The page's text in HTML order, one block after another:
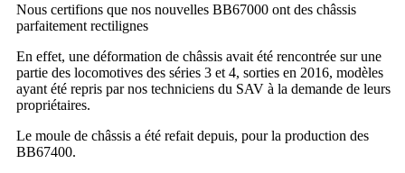
Nous certifions que nos nouvelles BB67000 ont des châssis
parfaitement rectilignes
En effet, une déformation de châssis avait été rencontrée sur une
partie des locomotives des séries 3 et 4, sorties en 2016, modèles
ayant été repris par nos techniciens du SAV à la demande de leurs
propriétaires.
Le moule de châssis a été refait depuis, pour la production des
BB67400.